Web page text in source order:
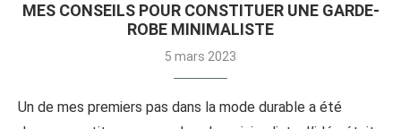
MES CONSEILS POUR CONSTITUER UNE GARDE-
ROBE MINIMALISTE
5 mars 2023
Un de mes premiers pas dans la mode durable a été